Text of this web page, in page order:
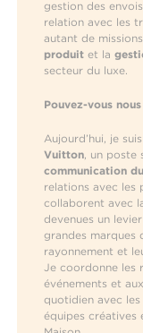
gestion des
relation avec les
autant de
produitet la
secteur du luxe.
Pouvez-vous
Aujourd’hui, je suis
Vuitton, un poste
communication
relations avec les
collaborent avec
devenues un
grandes marques
rayonnement et
Je coordonne les
événements et
quotidien avec
équipes créatives